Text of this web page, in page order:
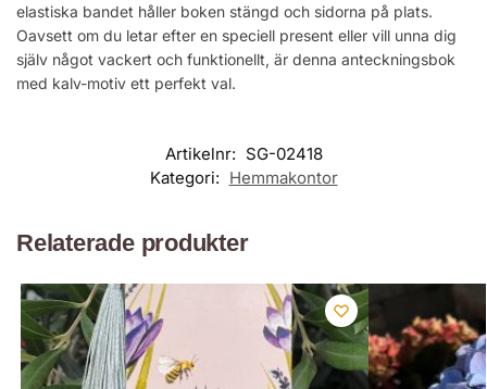
elastiska bandet håller boken stängd och sidorna på plats.
Oavsett om du letar efter en speciell present eller vill unna dig
själv något vackert och funktionellt, är denna anteckningsbok
med kalv-motiv ett perfekt val.
Artikelnr: SG-02418
Kategori: Hemmakontor
Relaterade produkter